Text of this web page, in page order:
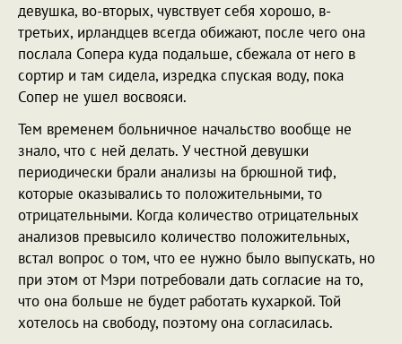
девушка, во-вторых, чувствует себя хорошо, в-
третьих, ирландцев всегда обижают, после чего она
послала Сопера куда подальше, сбежала от него в
сортир и там сидела, изредка спуская воду, пока
Сопер не ушел восвояси.
Тем временем больничное начальство вообще не
знало, что с ней делать. У честной девушки
периодически брали анализы на брюшной тиф,
которые оказывались то положительными, то
отрицательными. Когда количество отрицательных
анализов превысило количество положительных,
встал вопрос о том, что ее нужно было выпускать, но
при этом от Мэри потребовали дать согласие на то,
что она больше не будет работать кухаркой. Той
хотелось на свободу, поэтому она согласилась.